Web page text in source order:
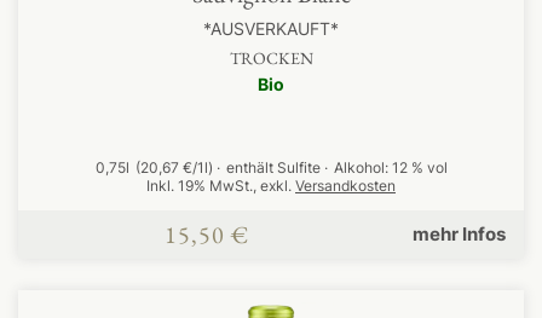
*AUSVERKAUFT*
TROCKEN
Bio
0,75l (20,67 €/1l) enthält Sulfite Alkohol: 12 % vol
15,50 €
Inkl. 19% MwSt. exkl. Versandkosten
mehr Infos